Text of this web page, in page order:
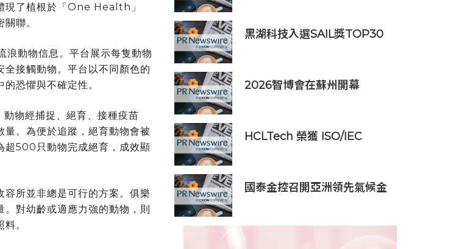
現了植根於「One Health」
聯。
動物信息。平台展示每隻動物
接觸動物。平台以不同顏色的
恐懼與不確定性。
物經捕捉、絕育、接種疫苗
。為便於追蹤，絕育動物會被
超500只動物完成絕育，成效顯
所並非總是可行的方案。俱樂
對幼齡或適應力強的動物，則
。
黑湖科技入選SAIL獎TOP30
2026智博會在蘇州開幕
HCLTech 榮獲 ISO/IEC
力
國泰金控召開亞洲領先氣候金